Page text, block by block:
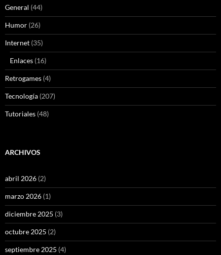
General (44)
Humor (26)
Internet (35)
Enlaces (16)
Retrogames (4)
Tecnología (207)
Tutoriales (48)
ARCHIVOS
abril 2026 (2)
marzo 2026 (1)
diciembre 2025 (3)
octubre 2025 (2)
septiembre 2025 (4)